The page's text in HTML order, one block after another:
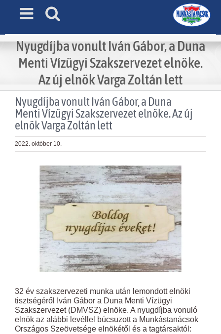
Nyugdíjba vonult Iván Gábor, a Duna
Menti Vízügyi Szakszervezet elnöke.
Az új elnök Varga Zoltán lett
Nyugdíjba vonult Iván Gábor, a Duna
Menti Vízügyi Szakszervezet elnöke. Az új
elnök Varga Zoltán lett
2022. október 10.
32 év szakszervezeti munka után lemondott elnöki
tisztségéről Iván Gábor a Duna Menti Vízügyi
Szakszervezet (DMVSZ) elnöke. A nyugdíjba vonuló
elnök az alábbi levéllel búcsuzott a Munkástanácsok
Országos Szeövetsége elnökétől és a tagtársaktól: